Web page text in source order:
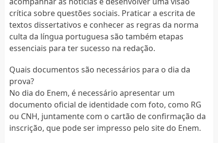
crítica sobre questões sociais. Praticar a escrita de
textos dissertativos e conhecer as regras da norma
culta da língua portuguesa são também etapas
essenciais para ter sucesso na redação.
Quais documentos são necessários para o dia da
prova?
No dia do Enem, é necessário apresentar um
documento oficial de identidade com foto, como RG
ou CNH, juntamente com o cartão de confirmação da
inscrição, que pode ser impresso pelo site do Enem.